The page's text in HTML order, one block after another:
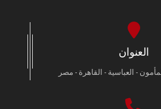
العنوان
- العباسية - القاهرة - مصر